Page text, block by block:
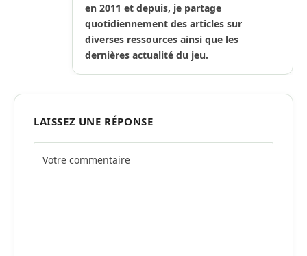
en 2011 et depuis, je partage
quotidiennement des articles sur
diverses ressources ainsi que les
dernières actualité du jeu.
LAISSEZ UNE RÉPONSE